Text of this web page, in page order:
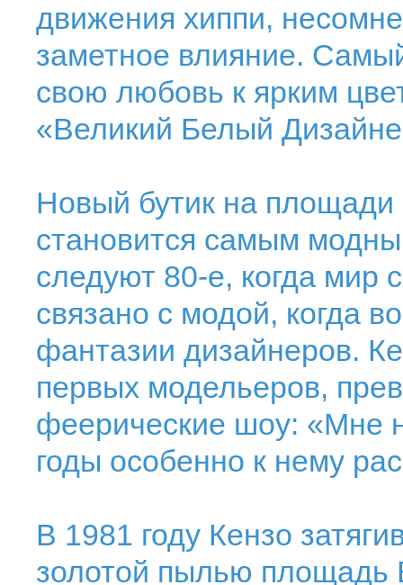
движения хиппи,
заметное влияние.
свою любовь к ярким
«Великий Белый
Новый бутик на
становится самым
следуют 80-е, когда мир
связано с модой, когда
фантазии дизайнеров.
первых модельеров,
феерические шоу: «Мне
годы особенно к нему
В 1981 году Кензо
золотой пылью площадь